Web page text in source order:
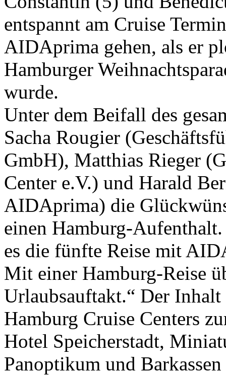
entspannt am Cruise
AIDAprima gehen, als er
Hamburger
wurde.
Unter dem Beifall des
Sacha Rougier
GmbH), Matthias Rieger
Center e.V.) und Harald
AIDAprima) die
einen Hamburg-
es die fünfte Reise mit
Mit einer Hamburg-Reise
Urlaubsauftakt.“ Der
Hamburg Cruise Centers
Hotel Speicherstadt,
Panoptikum und